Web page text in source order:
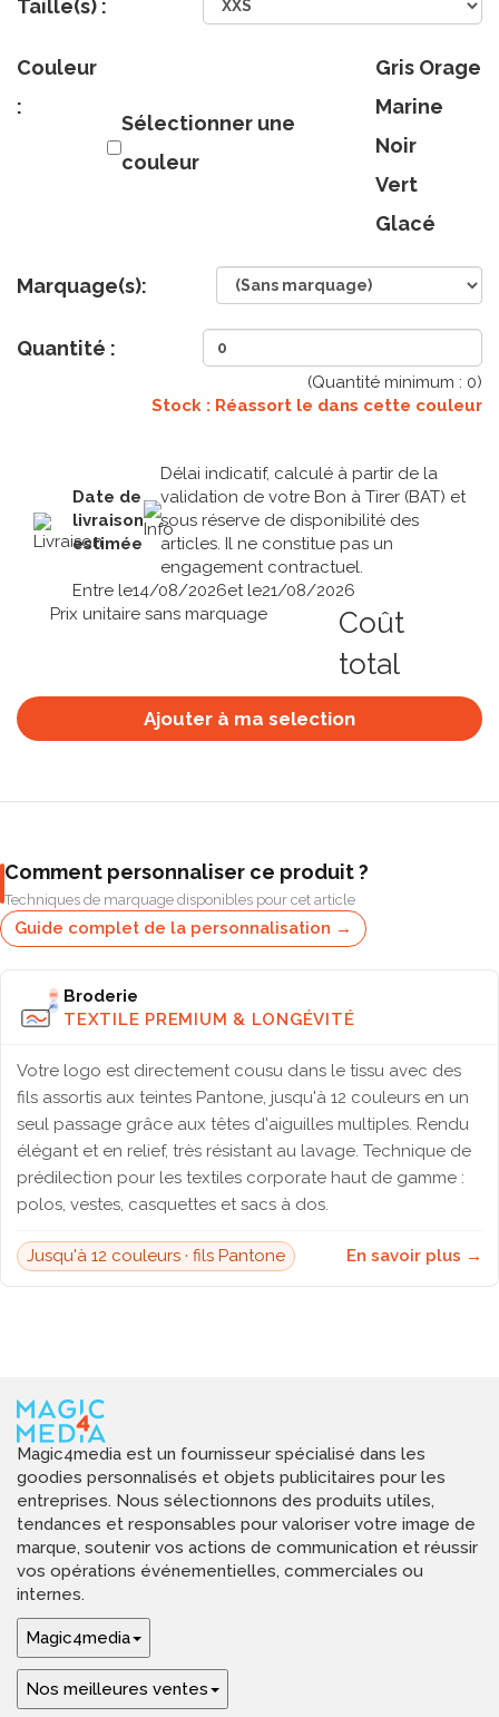
Taille(s) :
Couleur
:
Sélectionner une
couleur
Gris Orage
Marine
Noir
Vert
Glacé
Marquage(s):
Quantité :
(Quantité minimum : 0)
Stock : Réassort le dans cette couleur
Date de
livraison
estimée
Délai indicatif, calculé à partir de la
validation de votre Bon à Tirer (BAT) et
sous réserve de disponibilité des
articles. Il ne constitue pas un
engagement contractuel.
Entre le14/08/2026et le21/08/2026
Prix unitaire sans marquage
Coût
total
Ajouter à ma selection
Comment personnaliser ce produit ?
Techniques de marquage disponibles pour cet article
Guide complet de la personnalisation →
Broderie
TEXTILE PREMIUM & LONGÉVITÉ
Votre logo est directement cousu dans le tissu avec des
fils assortis aux teintes Pantone, jusqu'à 12 couleurs en un
seul passage grâce aux têtes d'aiguilles multiples. Rendu
élégant et en relief, très résistant au lavage. Technique de
prédilection pour les textiles corporate haut de gamme :
polos, vestes, casquettes et sacs à dos.
Jusqu'à 12 couleurs · fils Pantone En savoir plus →
Magic4media est un fournisseur spécialisé dans les
goodies personnalisés et objets publicitaires pour les
entreprises. Nous sélectionnons des produits utiles,
tendances et responsables pour valoriser votre image de
marque, soutenir vos actions de communication et réussir
vos opérations événementielles, commerciales ou
internes.
Magic4media
Nos meilleures ventes